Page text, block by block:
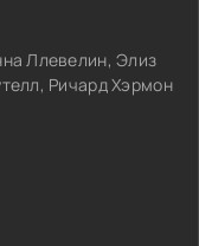
Ллевелин, Элиз
Ричард Хэрмон